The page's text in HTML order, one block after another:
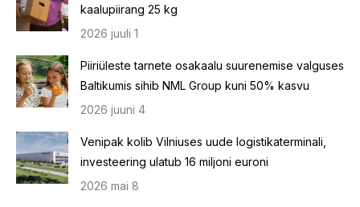
kaalupiirang 25 kg
2026 juuli 1
Piiriüleste tarnete osakaalu suurenemise valguses
Baltikumis sihib NML Group kuni 50% kasvu
2026 juuni 4
Venipak kolib Vilniuses uude logistikaterminali,
investeering ulatub 16 miljoni euroni
2026 mai 8